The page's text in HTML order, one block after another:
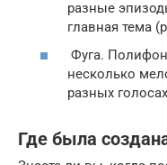
разные
главная тема
Фуга.
несколько
разных
Где была